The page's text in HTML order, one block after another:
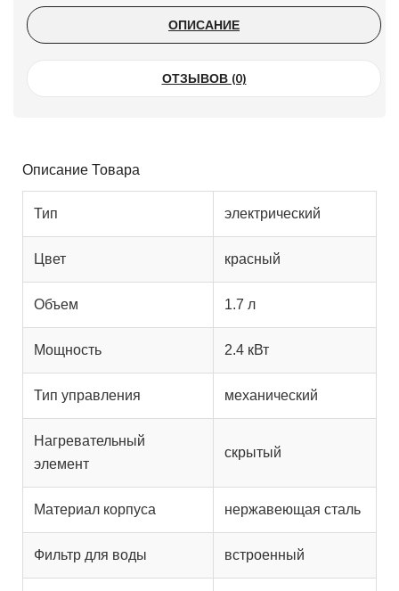
ОПИСАНИЕ
ОТЗЫВОВ (0)
Описание Товара
Тип электрический
Цвет красный
Объем 1.7 л
Мощность 2.4 кВт
Тип управления механический
Нагревательный
элемент
скрытый
Материал корпуса нержавеющая сталь
Фильтр для воды встроенный